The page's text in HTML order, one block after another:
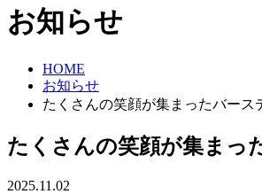
お知らせ
HOME
お知らせ
たくさんの笑顔が集まったバース
たくさんの笑顔が集まっ
2025.11.02